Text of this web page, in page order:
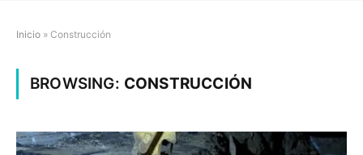
Inicio » Construcción
BROWSING: CONSTRUCCIÓN